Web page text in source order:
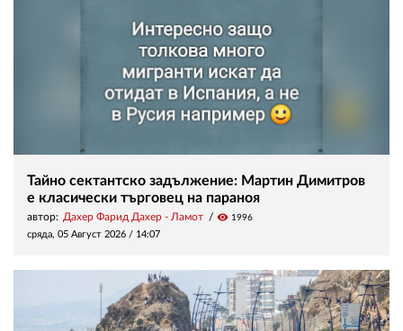
Тайно сектантско задължение: Мартин Димитров
е класически търговец на параноя
автор: Дахер Фарид Дахер - Ламот visibility 1996
сряда, 05 Август 2026 / 14:07